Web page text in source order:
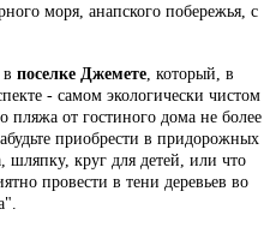
моря, анапского побережья, с
поселке Джемете , который, в
- самом экологически чистом
от гостиного дома не более
приобрести в придорожных
шляпку, круг для детей, или что
провести в тени деревьев во